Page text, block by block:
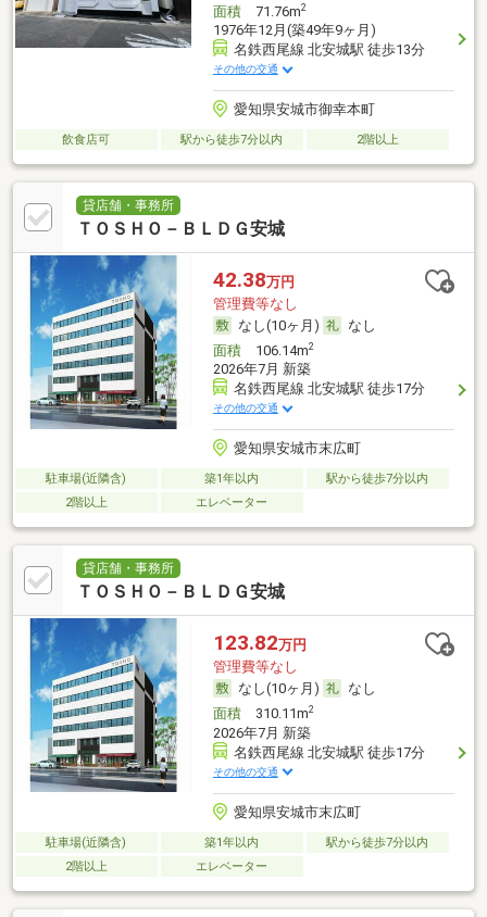
面積71.76m2
1976年12月(築49年9ヶ月)
名鉄西尾線 北安城駅 徒歩13分
その他の交通
愛知県安城市御幸本町
飲食店可 駅から徒歩7分以内 2階以上
貸店舗・事務所
ＴＯＳＨＯ－ＢＬＤＧ安城
42.38万円
管理費等なし
なし(10ヶ月)
なし
面積106.14m2
2026年7月 新築
名鉄西尾線 北安城駅 徒歩17分
その他の交通
愛知県安城市末広町
駐車場(近隣含) 築1年以内
駅から徒歩7分以内
2階以上
エレベーター
貸店舗・事務所
ＴＯＳＨＯ－ＢＬＤＧ安城
123.82万円
管理費等なし
なし(10ヶ月)
なし
面積310.11m2
2026年7月 新築
名鉄西尾線 北安城駅 徒歩17分
その他の交通
愛知県安城市末広町
駐車場(近隣含) 築1年以内
駅から徒歩7分以内
2階以上
エレベーター